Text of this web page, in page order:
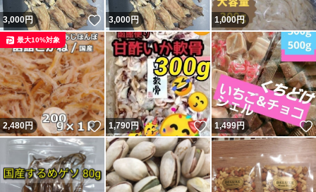
3,000円 いいね！
3,000円 1,000円
2,480円 いいね！
最大10%対象
1,790円 いいね！
1,499円